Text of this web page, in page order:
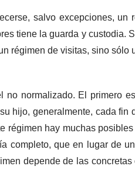
salvo excepciones, un
tiene la guarda y custodia.
régimen de visitas, sino sólo
normalizado. El primero
hijo, generalmente, cada fin
régimen hay muchas
completo, que en lugar de
depende de las